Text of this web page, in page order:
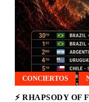
CONCIERTOS
⚡ RHAPSODY OF